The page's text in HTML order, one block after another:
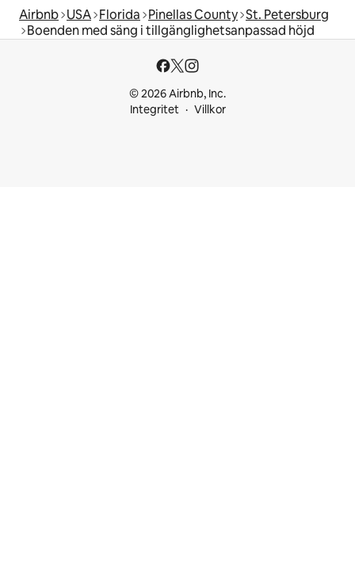
Airbnb USA Florida Pinellas County St. Petersburg
Boenden med säng i tillgänglighetsanpassad höjd
© 2026 Airbnb, Inc.
Integritet
Villkor